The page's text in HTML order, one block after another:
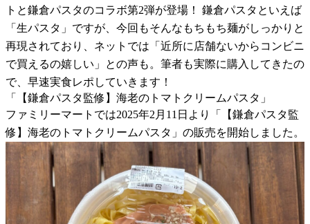
トと鎌倉パスタのコラボ第2弾が登場！ 鎌倉パスタといえば
「生パスタ」ですが、今回もそんなもちもち麺がしっかりと
再現されており、ネットでは「近所に店舗ないからコンビニ
で買えるの嬉しい」との声も。筆者も実際に購入してきたの
で、早速実食レポしていきます！
「【鎌倉パスタ監修】海老のトマトクリームパスタ」
ファミリーマートでは2025年2月11日より「【鎌倉パスタ監
修】海老のトマトクリームパスタ」の販売を開始しました。